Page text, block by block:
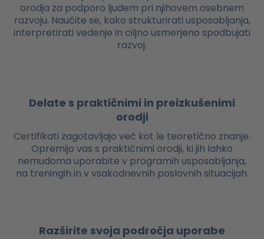
orodja za podporo ljudem pri njihovem osebnem
razvoju. Naučite se, kako strukturirati usposabljanja,
interpretirati vedenje in ciljno usmerjeno spodbujati
razvoj.
Delate s praktičnimi in preizkušenimi
orodji
Certifikati zagotavljajo več kot le teoretično znanje.
Opremijo vas s praktičnimi orodji, ki jih lahko
nemudoma uporabite v programih usposabljanja,
na treningih in v vsakodnevnih poslovnih situacijah.
Razširite svoja področja uporabe